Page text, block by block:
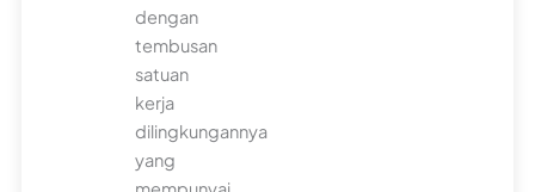
dengan
tembusan
satuan
kerja
dilingkungannya
yang